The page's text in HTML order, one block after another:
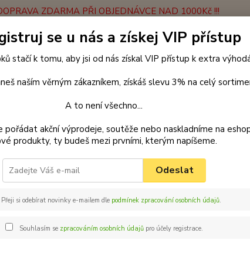
ZDARMA PŘI OBJEDNÁVCE NAD 1000Kč !!!
Vrácení zboží Obchodní podmínky Velkoobchodní spolupráce
články
se u nás a získej VIP přístup
stačí k tomu, aby jsi od nás získal VIP přístup k extra
naším věrným zákazníkem, získáš slevu 3% na celý
A to není všechno...
pořádat akční výprodeje, soutěže nebo naskladníme na
produkty, ty budeš mezi prvními, kterým napíšeme.
Odeslat
Přeji si odebírat novinky e-mailem dle podmínek zpracování osobních údajů.
Souhlasím se zpracováním osobních údajůpro účely registrace.